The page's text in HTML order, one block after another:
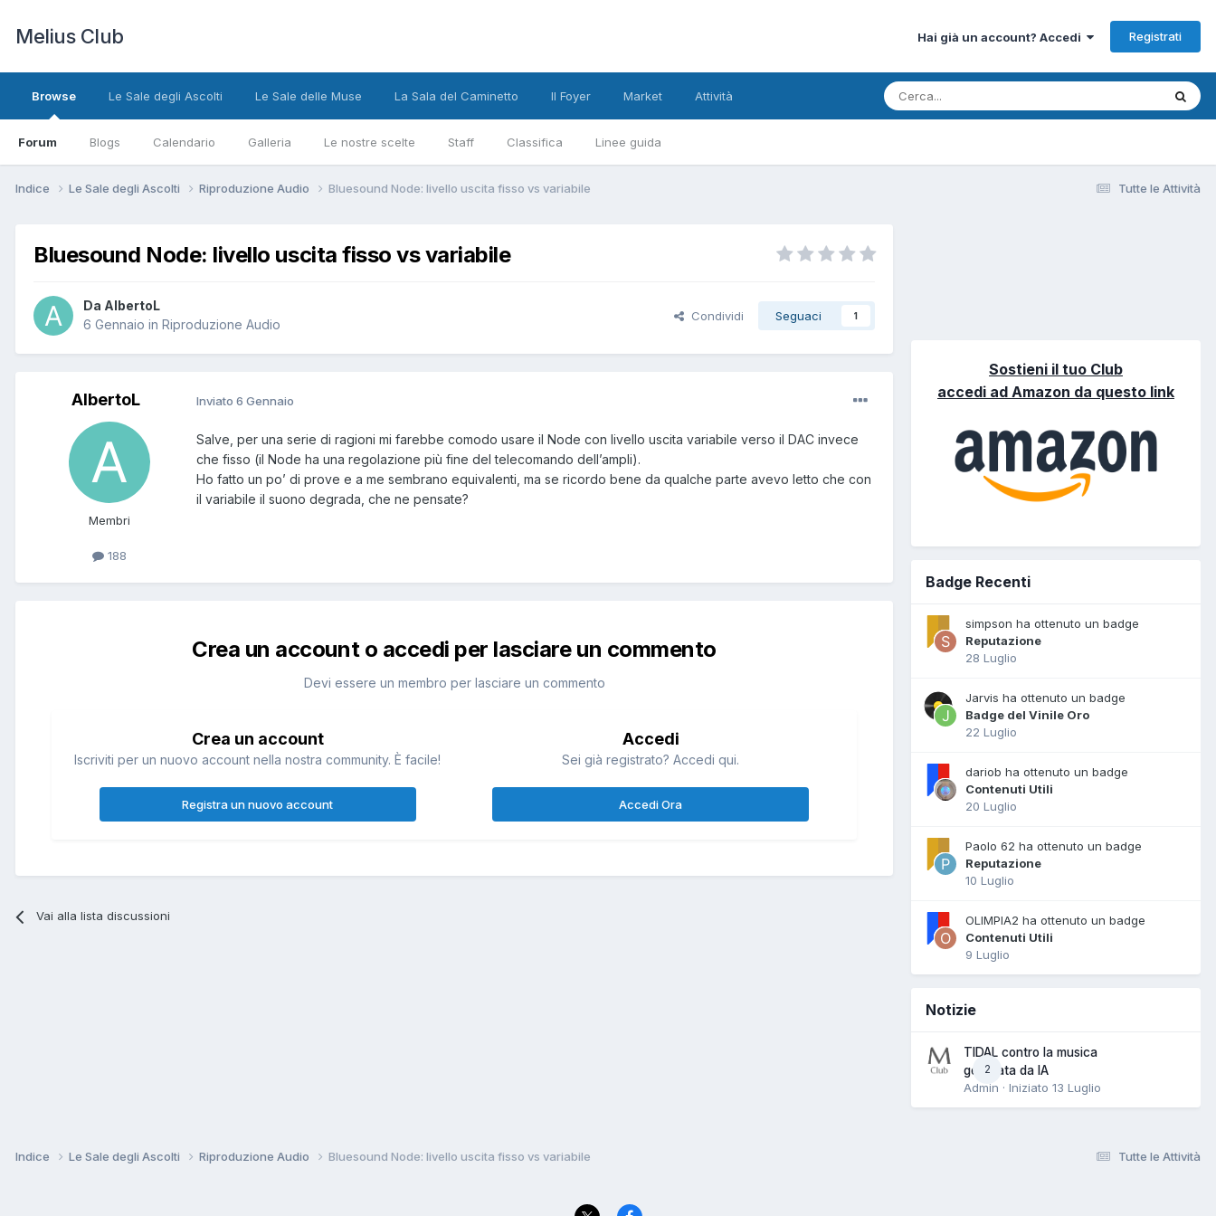
Melius Club Hai già un account? Accedi Registrati
Browse
Forum Blogs Calendario Galleria Le nostre scelte Staff Classifica Linee guida
Le Sale degli Ascolti Le Sale delle Muse La Sala del Caminetto Il Foyer Market Attività
Tutte le Attività
Indice Le Sale degli Ascolti Riproduzione Audio Bluesound Node: livello uscita fisso vs variabile
Bluesound Node: livello uscita fisso vs variabile
Da AlbertoL
6 Gennaio in Riproduzione Audio
Condividi Seguaci 1
AlbertoL
Membri
188
Inviato 6 Gennaio
Salve, per una serie di ragioni mi farebbe comodo usare il Node con livello uscita variabile verso il DAC invece
che fisso (il Node ha una regolazione più fine del telecomando dell’ampli).
Ho fatto un po’ di prove e a me sembrano equivalenti, ma se ricordo bene da qualche parte avevo letto che con
il variabile il suono degrada, che ne pensate?
Crea un account o accedi per lasciare un commento
Devi essere un membro per lasciare un commento
Crea un account
Iscriviti per un nuovo account nella nostra community. È facile!
Registra un nuovo account
Accedi
Sei già registrato? Accedi qui.
Accedi Ora
Vai alla lista discussioni
Sostieni il tuo Club
accedi ad Amazon da questo link
Badge Recenti
simpson ha ottenuto un badge
Reputazione
28 Luglio
Jarvis ha ottenuto un badge
Badge del Vinile Oro
22 Luglio
dariob ha ottenuto un badge
Contenuti Utili
20 Luglio
Paolo 62 ha ottenuto un badge
Reputazione
10 Luglio
OLIMPIA2 ha ottenuto un badge
Contenuti Utili
9 Luglio
Notizie
2
TIDAL contro la musica
generata da IA
Admin · Iniziato 13 Luglio
Tutte le Attività
Indice Le Sale degli Ascolti Riproduzione Audio Bluesound Node: livello uscita fisso vs variabile